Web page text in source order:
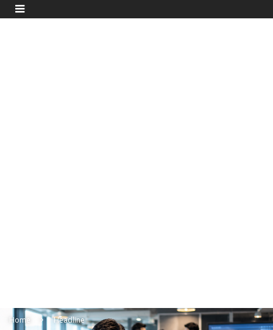
Home Headline